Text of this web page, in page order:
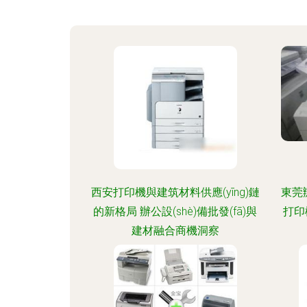
西安打印機與建筑材料供應(yīng)鏈
的新格局 辦公設(shè)備批發(fā)與
建材融合商機洞察
東莞
打